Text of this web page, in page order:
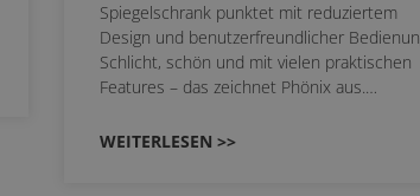
Spiegelschrank punktet mit reduziertem
Design und benutzerfreundlicher
Schlicht, schön und mit vielen praktischen
Features – das zeichnet Phönix aus.…
WEITERLESEN >>